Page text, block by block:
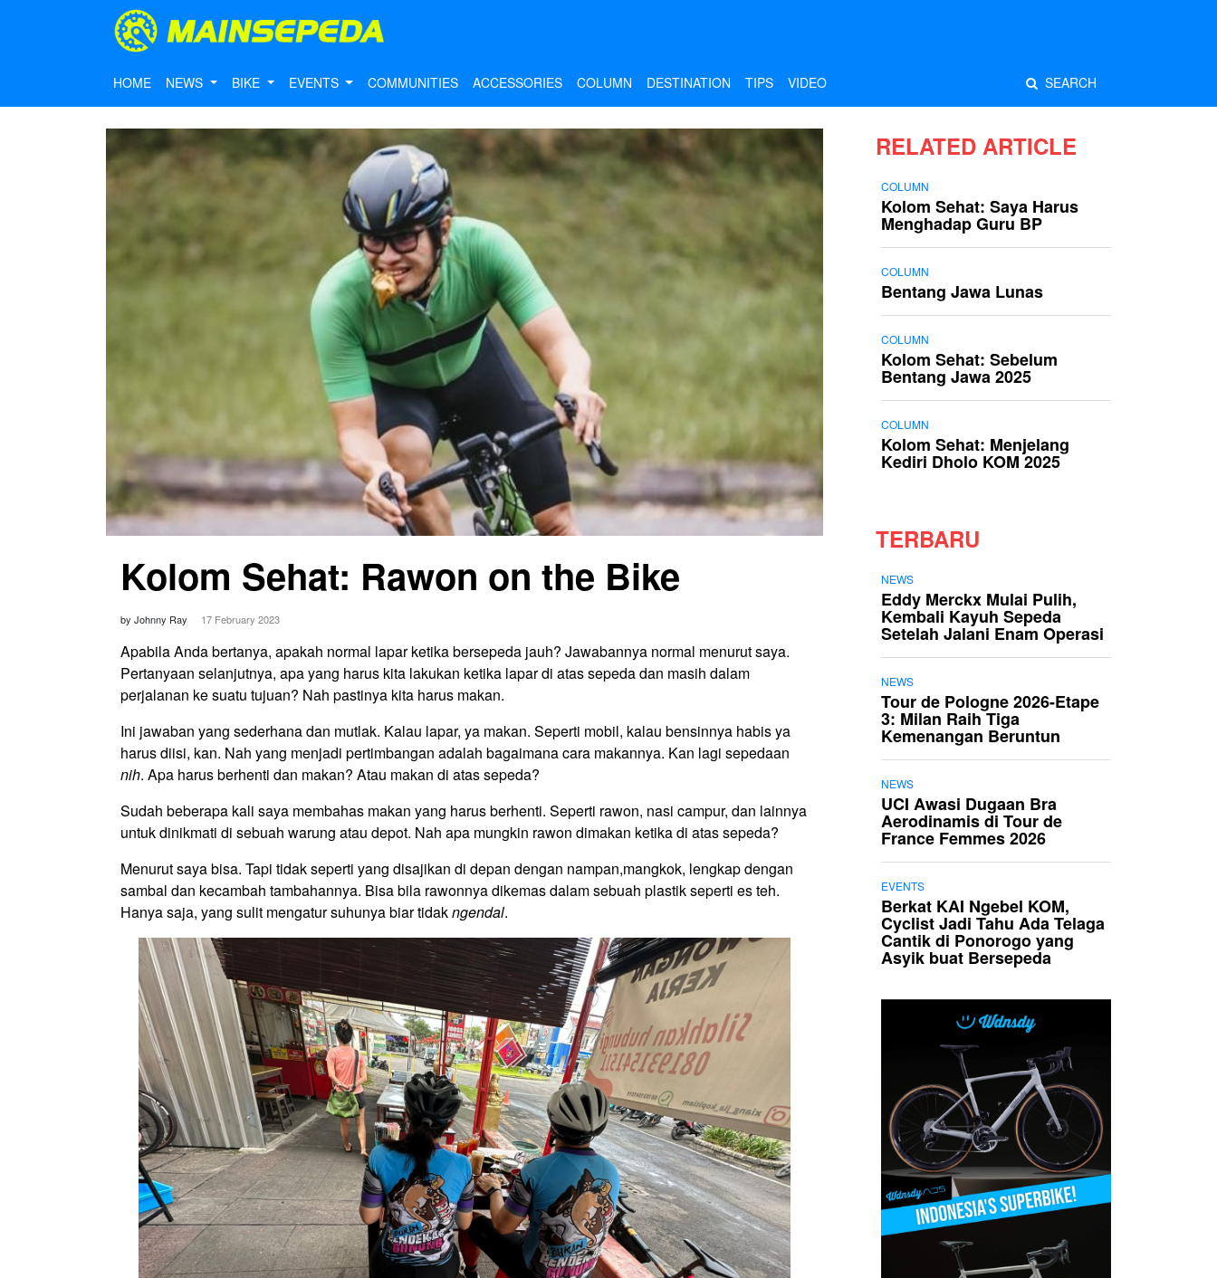
HOME NEWS BIKE EVENTS COMMUNITIES ACCESSORIES COLUMN DESTINATION TIPS VIDEO SEARCH
Kolom Sehat: Rawon on the Bike
by Johnny Ray 17 February 2023
Apabila Anda bertanya, apakah normal lapar ketika bersepeda jauh? Jawabannya normal menurut saya.
Pertanyaan selanjutnya, apa yang harus kita lakukan ketika lapar di atas sepeda dan masih dalam
perjalanan ke suatu tujuan? Nah pastinya kita harus makan.
Ini jawaban yang sederhana dan mutlak. Kalau lapar, ya makan. Seperti mobil, kalau bensinnya habis ya
harus diisi, kan. Nah yang menjadi pertimbangan adalah bagaimana cara makannya. Kan lagi sepedaan
nih. Apa harus berhenti dan makan? Atau makan di atas sepeda?
Sudah beberapa kali saya membahas makan yang harus berhenti. Seperti rawon, nasi campur, dan lainnya
untuk dinikmati di sebuah warung atau depot. Nah apa mungkin rawon dimakan ketika di atas sepeda?
Menurut saya bisa. Tapi tidak seperti yang disajikan di depan dengan nampan,mangkok, lengkap dengan
sambal dan kecambah tambahannya. Bisa bila rawonnya dikemas dalam sebuah plastik seperti es teh.
Hanya saja, yang sulit mengatur suhunya biar tidakngendal.
RELATED ARTICLE
COLUMN
Kolom Sehat: Saya Harus
Menghadap Guru BP
COLUMN
Bentang Jawa Lunas
COLUMN
Kolom Sehat: Sebelum
Bentang Jawa 2025
COLUMN
Kolom Sehat: Menjelang
Kediri Dholo KOM 2025
TERBARU
NEWS
Eddy Merckx Mulai Pulih,
Kembali Kayuh Sepeda
Setelah Jalani Enam Operasi
NEWS
Tour de Pologne 2026-Etape
3: Milan Raih Tiga
Kemenangan Beruntun
NEWS
UCI Awasi Dugaan Bra
Aerodinamis di Tour de
France Femmes 2026
EVENTS
Berkat KAI Ngebel KOM,
Cyclist Jadi Tahu Ada Telaga
Cantik di Ponorogo yang
Asyik buat Bersepeda